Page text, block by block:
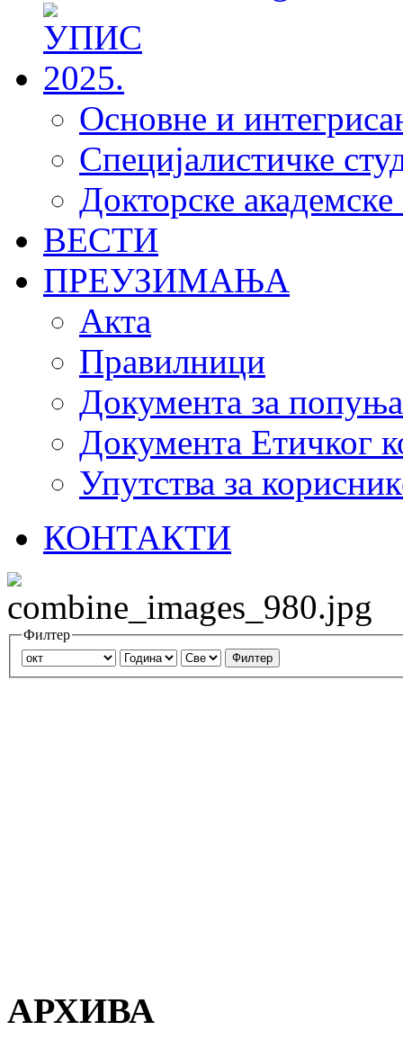
Основне и
Специјалистичке
Докторске академске
ВЕСТИ
ПРЕУЗИМАЊА
Акта
Правилници
Документа за
Документа Етичког
Упутства за
КОНТАКТИ
Филтер
Филтер
АРХИВА